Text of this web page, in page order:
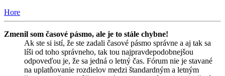
Hore
Zmenil som časové pásmo, ale je to stále chybne!
Ak ste si istí, že ste zadali časové pásmo správne a aj tak sa
líši od toho správneho, tak tou najpravdepodobnejšou
odpoveďou je, že sa jedná o letný čas. Fórum nie je stavané
na uplatňovanie rozdielov medzi štandardným a letným